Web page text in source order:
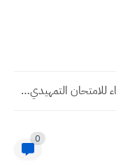
تحليل أسئلة الفيزياء للامتحان التمهيدي 2024 ثالث متوسط
0